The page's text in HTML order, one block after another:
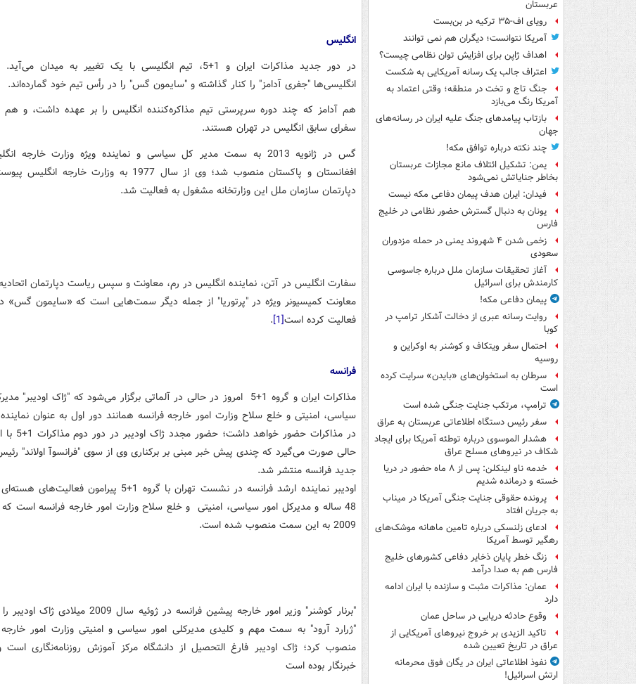
عربستان
رویای اف-۳۵ ترکیه در بن‌بست
آمریکا نتوانست؛ دیگران هم نمی توانند
اهداف ژاپن برای افزایش توان نظامی چیست؟
اعتراف جالب یک رسانه آمریکایی به شکست
جنگ تاج و تخت در منطقه؛ وقتی اعتماد به
آمریکا رنگ می‌بازد
بازتاب پیامدهای جنگ علیه ایران در رسانه‌های
جهان
چند نکته درباره توافق مکه!
یمن: تشکیل ائتلاف مانع مجازات عربستان
بخاطر جنایاتش نمی‌شود
فیدان: ایران هدف پیمان دفاعی مکه نیست
یونان به دنبال گسترش حضور نظامی در خلیج
فارس
زخمی شدن ۴ شهروند یمنی در حمله مزدوران
سعودی
آغاز تحقیقات سازمان ملل درباره جاسوسی
کارمندش برای اسرائیل
پیمان دفاعی مکه!
روایت رسانه عبری از دخالت آشکار ترامپ در
کوبا
احتمال سفر ویتکاف و کوشنر به اوکراین و
روسیه
سرطان به استخوان‌های «بایدن» سرایت کرده
است
ترامپ، مرتکب جنایت جنگی شده است
سفر رئیس دستگاه اطلاعاتی عربستان به عراق
هشدار الموسوی درباره توطئه آمریکا برای ایجاد
شکاف در نیروهای مسلح عراق
خدمه ناو لینکلن: پس از ۸ ماه حضور در دریا
خسته و درمانده‌ شدیم
پرونده حقوقی جنایت جنگی آمریکا در میناب
به جریان افتاد
ادعای زلنسکی درباره تامین ماهانه موشک‌های
رهگیر توسط آمریکا
زنگ خطر پایان ذخایر دفاعی کشورهای خلیج
فارس هم به صدا درآمد
عمان: مذاکرات مثبت و سازنده با ایران ادامه
دارد
وقوع حادثه دریایی در ساحل عمان
تاکید الزیدی بر خروج نیروهای آمریکایی از
عراق در تاریخ تعیین شده
نفوذ اطلاعاتی ایران در یگان فوق محرمانه
ارتش اسرائیل!
انگلیس
در دور جدید مذاکرات ایران و 1+5، تیم انگلیسی با یک تغییر به میدان
انگلیسی‌ها "جفری آدامز" را کنار گذاشته و "سایمون گس" را در رأس تیم خود گمارده‌اند.
هم آدامز که چند دوره سرپرستی تیم مذاکره‌کننده انگلیس را بر عهده داشت، و
سفرای سابق انگلیس در تهران هستند.
گس در ژانویه 2013 به سمت مدیر کل سیاسی و نماینده ویژه وزارت خارجه
افغانستان و پاکستان منصوب شد؛ وی از سال 1977 به وزارت خارجه
دپارتمان سازمان ملل این وزارتخانه مشغول به فعالیت شد.
سفارت انگلیس در آتن، نماینده انگلیس در رم، معاونت و سپس ریاست دپارتمان اتحادیه
معاونت کمیسیونر ویژه در"پرتوریا" از جمله دیگر سمت‌هایی است که «سایمون گس»
فعالیت کرده است
.[1]
فرانسه
مذاکرات ایران و گروه 1+5 امروز در حالی در آلماتی برگزار می‌شود که "ژاک اودیبر"
سیاسی، امنیتی و خلع سلاح وزارت امور خارجه فرانسه همانند دور اول به عنوان
در مذاکرات حضور
حالی صورت می‌گیرد که چندی پیش خبر مبنی بر برکناری وی از سوی "فرانسوآ اولاند"
جدید فرانسه منتشر شد.
اودیبر نماینده ارشد فرانسه در نشست تهران با گروه 1+5 پیرامون
48 ساله و مدیرکل امور سیاسی، امنیتی و خلع سلاح وزارت امور خارجه فرانسه است
2009 به این سمت منصوب شده است.
"برنار کوشنر" وزیر امور خارجه پیشین فرانسه در ژوئیه سال 2009
"ژرارد آرود" به سمت مهم و کلیدی مدیرکلی امور سیاسی و امنیتی وزارت امور خارجه
منصوب کرد؛ ژاک اودیبر فارغ التحصیل از دانشگاه مرکز آموزش روزنامه‌نگاری است
خبرنگار بوده است